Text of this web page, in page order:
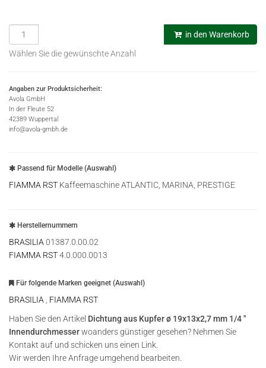
in den Warenkorb
Wählen Sie die gewünschte Anzahl
Angaben zur Produktsicherheit:
Avola GmbH
In der Fleute 52
42389 Wuppertal
info@avola-gmbh.de
Passend für Modelle (Auswahl)
FIAMMA RST Kaffeemaschine ATLANTIC, MARINA, PRESTIGE
Herstellernummern
BRASILIA 01387.0.00.02
FIAMMA RST4.0.000.0013
Für folgende Marken geeignet (Auswahl)
BRASILIA
FIAMMA RST
Haben Sie den Artikel Dichtung aus Kupfer ø 19x13x2,7 mm 1/4 ″
Innendurchmesserwoanders günstiger gesehen? Nehmen Sie
Kontakt auf und schicken uns einen Link.
Wir werden Ihre Anfrage umgehend bearbeiten.